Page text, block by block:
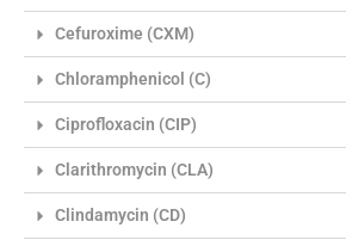
Cefuroxime (CXM)
Chloramphenicol (C)
Ciprofloxacin (CIP)
Clarithromycin (CLA)
Clindamycin (CD)